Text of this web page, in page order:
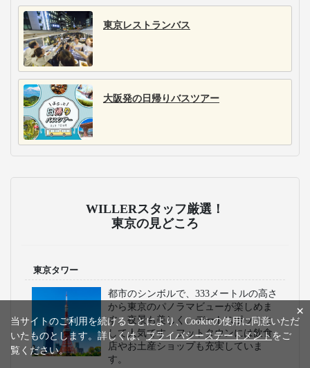
東京レストランバス
大阪発の日帰りバスツアー
WILLERスタッフ厳選！
東京の見どころ
東京タワー
都市のシンボルで、333メートルの高さ
から東京のパノラマビューが楽しめま
す。夜景も美しく、デートスポットと
して人気です。フットタウンには飲食
店やお土産ショップも充実していま
す。
×
当サイトのご利用を続けることにより、Cookieの使用に同意いただ
いたものとします。詳しくは、プライバシーステートメントをご
覧ください。